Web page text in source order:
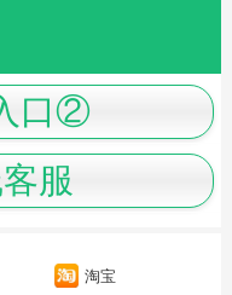
口②
服
淘宝